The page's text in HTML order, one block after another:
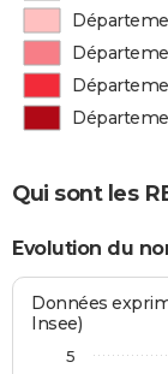
Qui sont les
Evolution du
Données
Insee)
5